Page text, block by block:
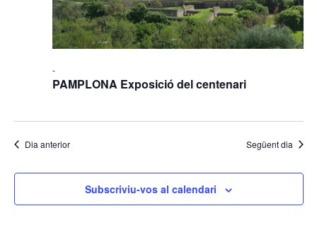
PAMPLONA Exposició del centenari
-
Dia anterior Següent dia
Subscriviu-vos al calendari